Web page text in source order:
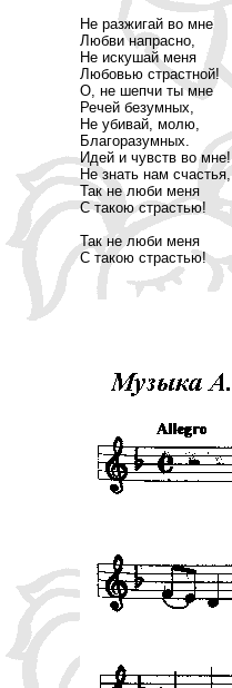
Не разжигай во мне
Любви напрасно,
Не искушай меня
Любовью страстной!
О, не шепчи ты мне
Речей безумных,
Не убивай, молю,
Благоразумных.
Идей и чувств во мне!
Не знать нам счастья,
Так не люби меня
С такою страстью!
Так не люби меня
С такою страстью!